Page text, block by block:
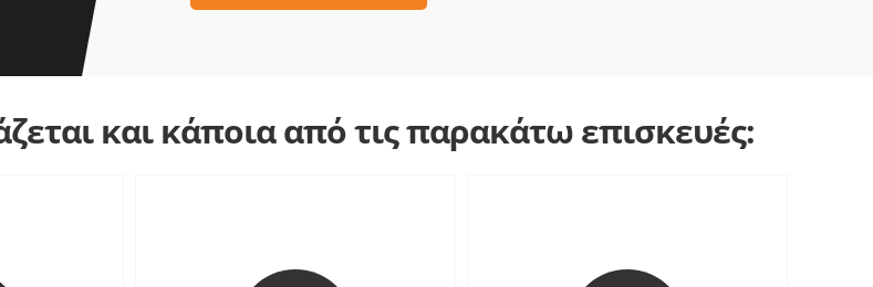
και κάποια από τις παρακάτω επισκευές: